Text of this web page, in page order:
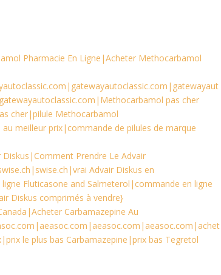
Pharmacie En Ligne|Acheter Methocarbamol
pas cher
cher|pilule Methocarbamol
meilleur prix|commande de pilules de marque
Prendre Le Advair
Advair Diskus en
Fluticasone and Salmeterol|commande en ligne
Diskus comprimés à vendre}
Carbamazepine Au
le plus bas Carbamazepine|prix bas Tegretol